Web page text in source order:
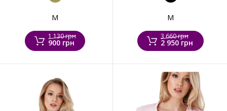
M
1 130 грн
900 грн
M
3 660 грн
2 950 грн